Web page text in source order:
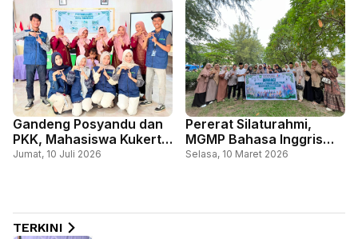
Gandeng Posyandu dan
PKK, Mahasiswa Kukerta
UNRI Berdampak 2026
Makan Ikan di Desa
Tameran
Jumat, 10 Juli 2026
Pererat Silaturahmi,
MGMP Bahasa Inggris
Kecamatan Bengkalis
Selasa, 10 Maret 2026
TERKINI